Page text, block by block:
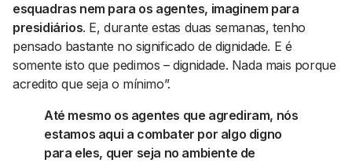
esquadras nem para os agentes, imaginem para
presidiários. E, durante estas duas semanas, tenho
pensado bastante no significado de dignidade. E é
somente isto que pedimos – dignidade. Nada mais porque
acredito que seja o mínimo”.
Até mesmo os agentes que agrediram, nós
estamos aqui a combater por algo digno
para eles, quer seja no ambiente de